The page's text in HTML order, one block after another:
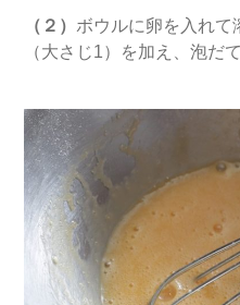
（２） ボウルに卵を入れて
（大さじ1）を加え、泡だ